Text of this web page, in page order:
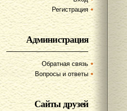
Регистрация
Администрация
Обратная связь
Вопросы и ответы
Сайты друзей